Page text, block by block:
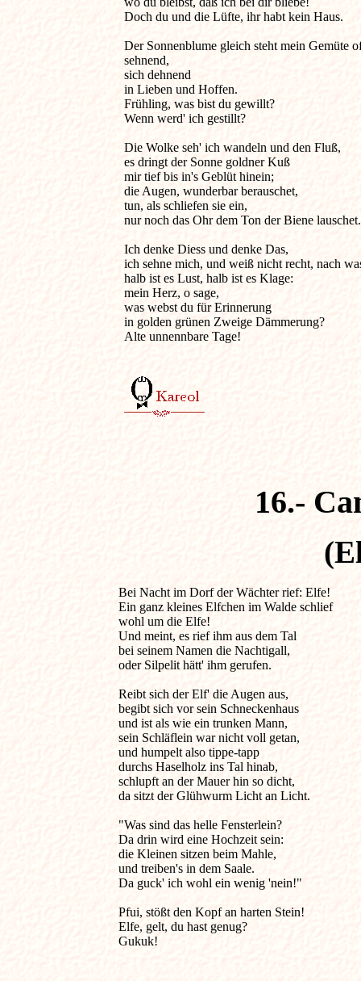
Doch du und die Lüfte, ihr habt kein Haus.
Der Sonnenblume gleich steht mein Gemüte
sehnend,
sich dehnend
in Lieben und Hoffen.
Frühling, was bist du gewillt?
Wenn werd' ich gestillt?
Die Wolke seh' ich wandeln und den Fluß,
es dringt der Sonne goldner Kuß
mir tief bis in's Geblüt hinein;
die Augen, wunderbar berauschet,
tun, als schliefen sie ein,
nur noch das Ohr dem Ton der Biene lauschet.
Ich denke Diess und denke Das,
ich sehne mich, und weiß nicht recht, nach
halb ist es Lust, halb ist es Klage:
mein Herz, o sage,
was webst du für Erinnerung
in golden grünen Zweige Dämmerung?
Alte unnennbare Tage!
16.-
Bei Nacht im Dorf der Wächter rief:
Ein ganz kleines Elfchen im Walde schlief
wohl um die Elfe!
Und meint, es rief ihm aus dem Tal
bei seinem Namen die Nachtigall,
oder Silpelit hätt' ihm gerufen.
Reibt sich der Elf' die Augen aus,
begibt sich vor sein Schneckenhaus
und ist als wie ein trunken Mann,
sein Schläflein war nicht voll getan,
und humpelt also tippe-tapp
durchs Haselholz ins Tal hinab,
schlupft an der Mauer hin so dicht,
da sitzt der Glühwurm Licht an Licht.
"Was sind das helle Fensterlein?
Da drin wird eine Hochzeit sein:
die Kleinen sitzen beim Mahle,
und treiben's in dem Saale.
Da guck' ich wohl ein wenig 'nein!"
Pfui, stößt den Kopf an harten Stein!
Elfe, gelt, du hast genug?
Gukuk!